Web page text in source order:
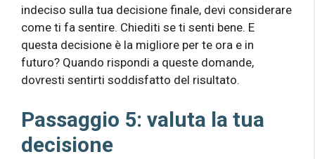
indeciso sulla tua decisione finale, devi considerare
come ti fa sentire. Chiediti se ti senti bene. E
questa decisione è la migliore per te ora e in
futuro? Quando rispondi a queste domande,
dovresti sentirti soddisfatto del risultato.
Passaggio 5: valuta la tua
decisione